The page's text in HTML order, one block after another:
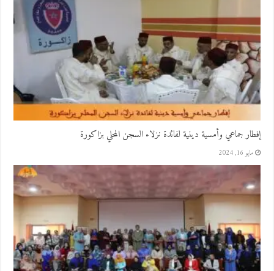
إفطار جماعي وأمسية دينية لفائدة نزلاء السجن المحلي بزاكورة
مايو 16, 2024